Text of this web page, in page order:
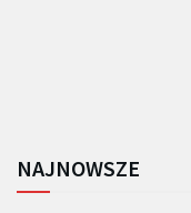
NAJNOWSZE